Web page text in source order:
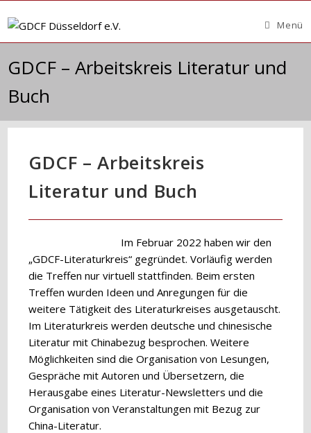
Inhalt
Menü
GDCF – Arbeitskreis Literatur und
Buch
GDCF – Arbeitskreis
Literatur und Buch
Im Februar 2022 haben wir den
„GDCF-Literaturkreis“ gegründet. Vorläufig werden
die Treffen nur virtuell stattfinden. Beim ersten
Treffen wurden Ideen und Anregungen für die
weitere Tätigkeit des Literaturkreises ausgetauscht.
Im Literaturkreis werden deutsche und chinesische
Literatur mit Chinabezug besprochen. Weitere
Möglichkeiten sind die Organisation von Lesungen,
Gespräche mit Autoren und Übersetzern, die
Herausgabe eines Literatur-Newsletters und die
Organisation von Veranstaltungen mit Bezug zur
China-Literatur.